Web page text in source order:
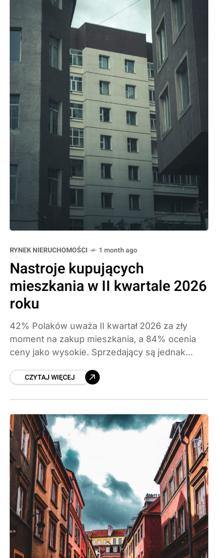
RYNEK NIERUCHOMOŚCI 1 month ago
Nastroje kupujących
mieszkania w II kwartale 2026
roku
42% Polaków uważa II kwartał 2026 za zły
moment na zakup mieszkania, a 84% ocenia
ceny jako wysokie. Sprzedający są jednak
CZYTAJ WIĘCEJ